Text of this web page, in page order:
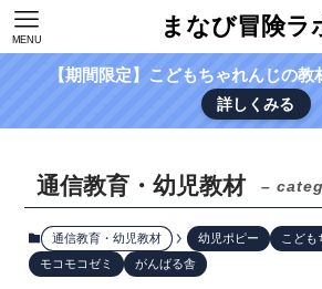
まなび冒険ラ
MENU
【期間限定】こどもちゃれんじの教
詳しくみる
通信教育・幼児教材 –
通信教育・幼児教材 幼児ポピー
こども
モコモコゼミ
がんばる舎